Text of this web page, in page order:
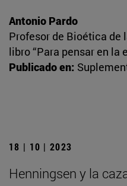
Antonio Pardo
Profesor de Bioética de
libro “Para pensar en la
Publicado en:
18 | 10 | 2023
Henningsen y la